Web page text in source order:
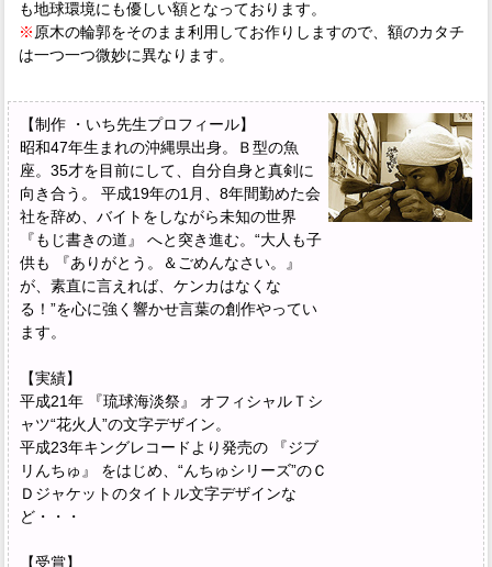
も地球環境にも優しい額となっております。
※ 原木の輪郭をそのまま利用してお作りしますので、額のカタチ
は一つ一つ微妙に異なります。
【制作 ・いち先生プロフィール】
昭和47年生まれの沖縄県出身。Ｂ型の魚
座。35才を目前にして、自分自身と真剣に
向き合う。 平成19年の1月、8年間勤めた会
社を辞め、バイトをしながら未知の世界
『もじ書きの道』 へと突き進む。“大人も子
供も 『ありがとう。＆ごめんなさい。』
が、素直に言えれば、ケンカはなくな
る！”を心に強く響かせ言葉の創作やってい
ます。
【実績】
平成21年 『琉球海淡祭』 オフィシャルＴシ
ャツ“花火人”の文字デザイン。
平成23年キングレコードより発売の 『ジブ
リんちゅ』 をはじめ、“んちゅシリーズ”のＣ
Ｄジャケットのタイトル文字デザインな
ど・・・
【受賞】